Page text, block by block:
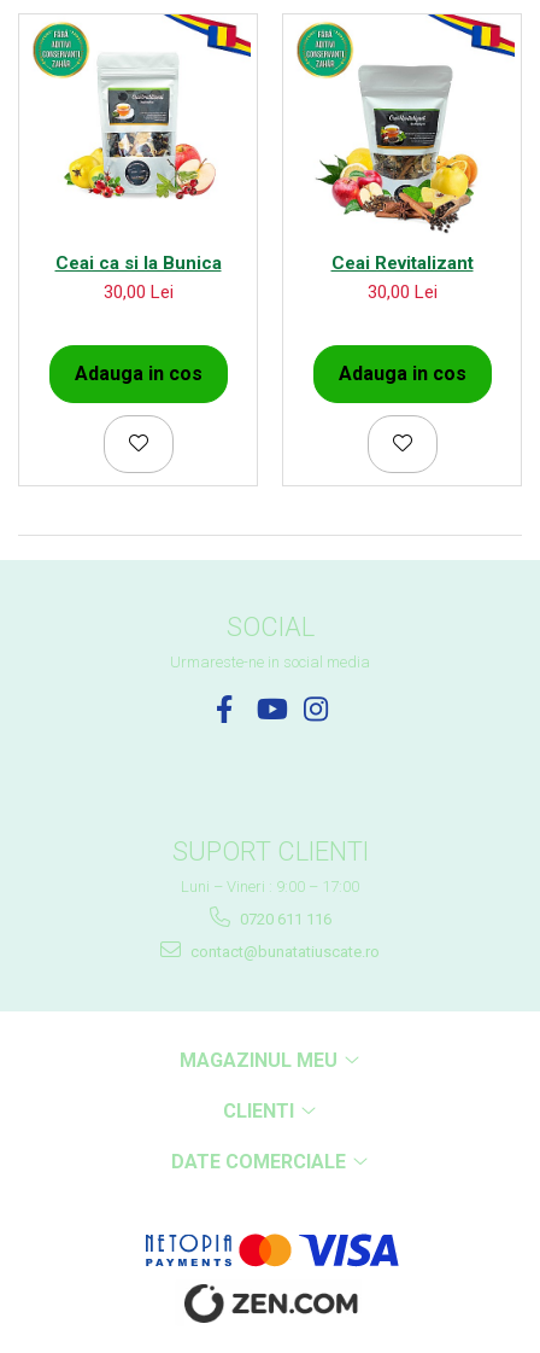
Ceai ca si la Bunica
30,00 Lei
Adauga in cos
Ceai Revitalizant
30,00 Lei
Adauga in cos
SOCIAL
Urmareste-ne in social media
SUPORT CLIENTI
Luni – Vineri : 9:00 – 17:00
0720 611 116
contact@bunatatiuscate.ro
MAGAZINUL MEU
CLIENTI
DATE COMERCIALE